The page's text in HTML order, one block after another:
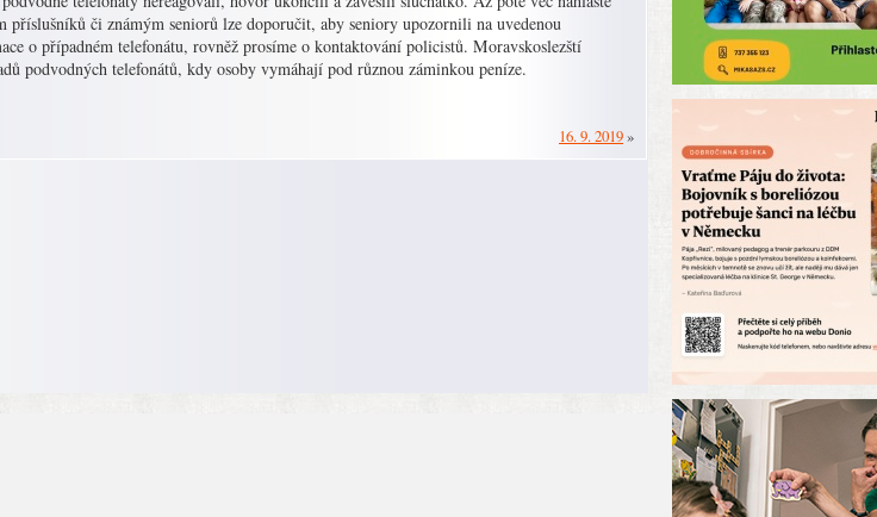
či známým seniorů lze doporučit, aby seniory upozornili na uvedenou
o případném telefonátu, rovněž prosíme o kontaktování policistů. Moravskoslezští
podvodných telefonátů, kdy osoby vymáhají pod různou záminkou peníze.
16. 9. 2019»